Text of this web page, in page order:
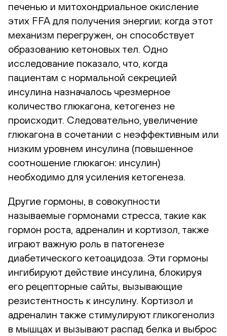
печенью и митохондриальное окисление
этих FFA для получения энергии; когда этот
механизм перегружен, он способствует
образованию кетоновых тел. Одно
исследование показало, что, когда
пациентам с нормальной секрецией
инсулина назначалось чрезмерное
количество глюкагона, кетогенез не
происходит. Следовательно, увеличение
глюкагона в сочетании с неэффективным или
низким уровнем инсулина (повышенное
соотношение глюкагон: инсулин)
необходимо для усиления кетогенеза.
Другие гормоны, в совокупности
называемые гормонами стресса, такие как
гормон роста, адреналин и кортизол, также
играют важную роль в патогенезе
диабетического кетоацидоза. Эти гормоны
ингибируют действие инсулина, блокируя
его рецепторные сайты, вызывающие
резистентность к инсулину. Кортизол и
адреналин также стимулируют гликогенолиз
в мышцах и вызывают распад белка и выброс